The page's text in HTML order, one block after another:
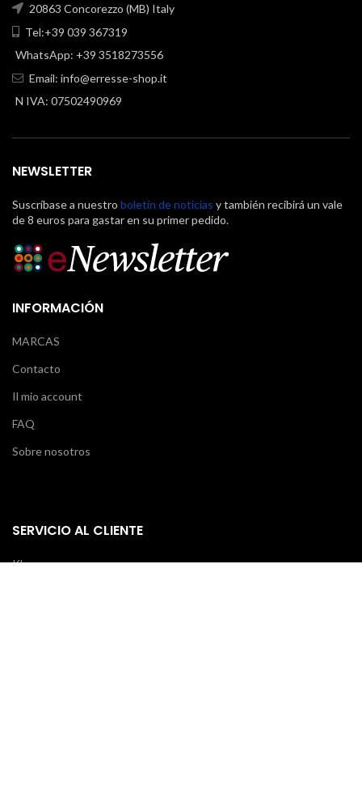
20863 Concorezzo (MB) Italy
Tel:+39 039 367319
WhatsApp: +39 3518273556
Email: info@erresse-shop.it
N IVA: 07502490969
NEWSLETTER
Suscríbase a nuestro boletín de noticias y también recibirá un vale
de 8 euros para gastar en su primer pedido.
INFORMACIÓN
MARCAS
Contacto
Il mio account
FAQ
Sobre nosotros
SERVICIO AL CLIENTE
Klarna